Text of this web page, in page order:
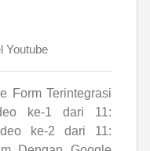
Youtube
Form Terintegrasi
ke-1 dari 11:
ke-2 dari 11: